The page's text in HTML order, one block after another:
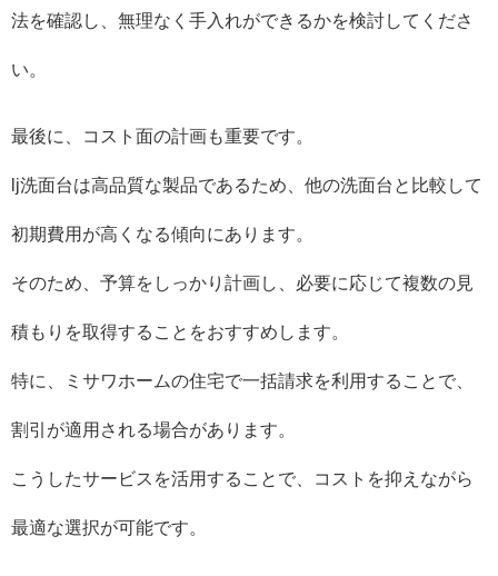
法を確認し、無理なく手入れができるかを検討してくださ
い。
最後に、コスト面の計画も重要です。
lj洗面台は高品質な製品であるため、他の洗面台と比較して
初期費用が高くなる傾向にあります。
そのため、予算をしっかり計画し、必要に応じて複数の見
積もりを取得することをおすすめします。
特に、ミサワホームの住宅で一括請求を利用することで、
割引が適用される場合があります。
こうしたサービスを活用することで、コストを抑えながら
最適な選択が可能です。